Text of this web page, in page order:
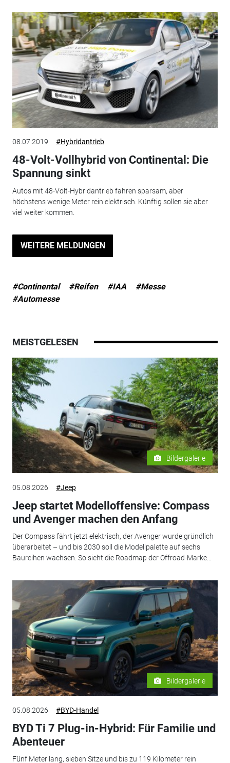
08.07.2019 #Hybridantrieb
48-Volt-Vollhybrid von Continental: Die
Spannung sinkt
Autos mit 48-Volt-Hybridantrieb fahren sparsam, aber
höchstens wenige Meter rein elektrisch. Künftig sollen sie aber
viel weiter kommen.
WEITERE MELDUNGEN
#Continental #Reifen #IAA
#Messe
#Automesse
MEISTGELESEN
Bildergalerie
05.08.2026 #Jeep
Jeep startet Modelloffensive: Compass
und Avenger machen den Anfang
Der Compass fährt jetzt elektrisch, der Avenger wurde gründlich
überarbeitet – und bis 2030 soll die Modellpalette auf sechs
Baureihen wachsen. So sieht die Roadmap der Offroad-Marke...
Bildergalerie
05.08.2026 #BYD-Handel
BYD Ti 7 Plug-in-Hybrid: Für Familie und
Abenteuer
Fünf Meter lang, sieben Sitze und bis zu 119 Kilometer rein